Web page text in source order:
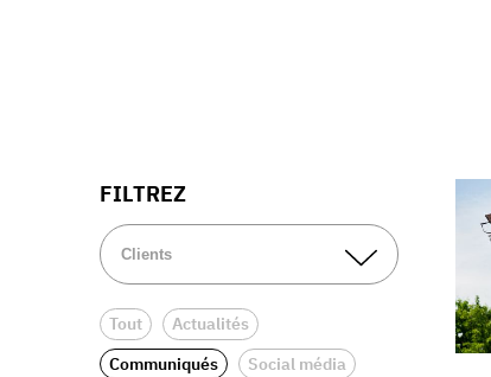
FILTREZ
Tout
Actualités
Communiqués
Social média